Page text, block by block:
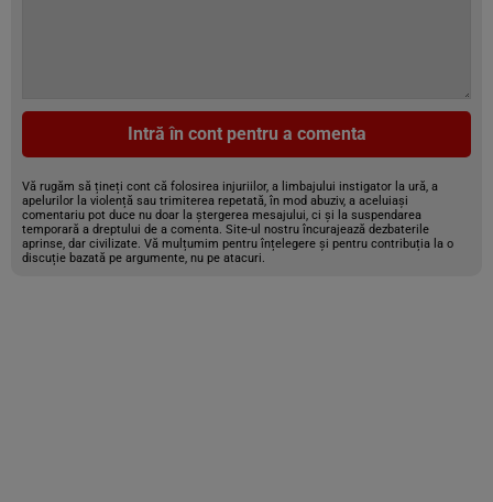
Intră în cont pentru a comenta
Vă rugăm să țineți cont că folosirea injuriilor, a limbajului instigator la ură, a
apelurilor la violență sau trimiterea repetată, în mod abuziv, a aceluiași
comentariu pot duce nu doar la ștergerea mesajului, ci și la suspendarea
temporară a dreptului de a comenta. Site-ul nostru încurajează dezbaterile
aprinse, dar civilizate. Vă mulțumim pentru înțelegere și pentru contribuția la o
discuție bazată pe argumente, nu pe atacuri.